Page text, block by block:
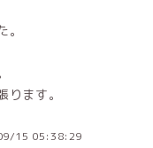
ます。
15 05:38:29